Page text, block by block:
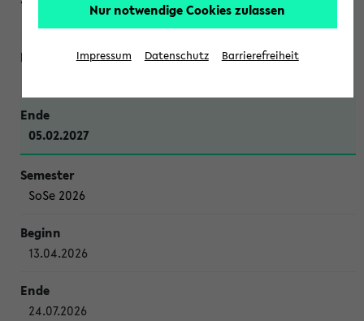
WiSe 2026/2027
05.02.2027
SoSe 2026
13.04.2026
24.07.2026
Nur notwendige Cookies zulassen
Impressum Datenschutz Barrierefreiheit